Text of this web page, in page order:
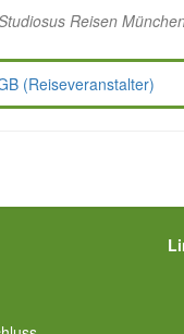
Reisen
(Reiseveranstalter)